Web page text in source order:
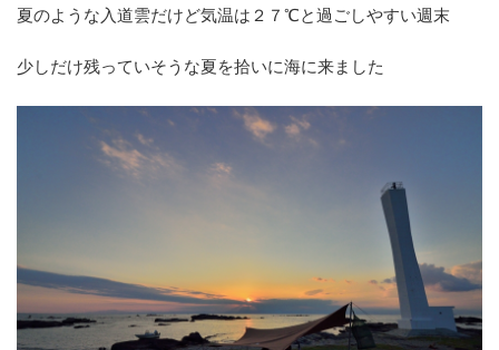
夏のような入道雲だけど気温は２７℃と過ごしやすい週末
少しだけ残っていそうな夏を拾いに海に来ました